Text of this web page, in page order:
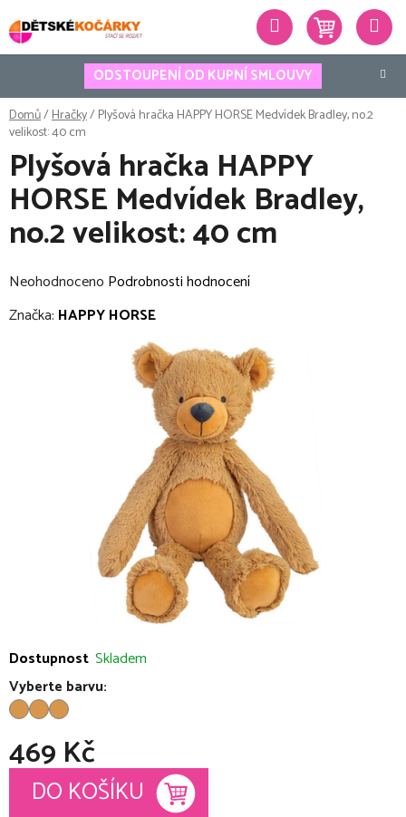
na
obsah
ODSTOUPENÍ OD KUPNÍ SMLOUVY
Hledat
Domů/Hračky/Plyšová hračka HAPPY HORSE Medvídek Bradley, no.2
velikost: 40 cm
Dostupnost Skladem
Vyberte barvu:
469 Kč
Měrná cena:
DO KOŠÍKU
Plyšová hračka HAPPY
HORSE Medvídek Bradley,
no.2 velikost: 40 cm
Průměrné
hodnocení
Neohodnoceno Podrobnosti hodnocení
Značka: HAPPY HORSE